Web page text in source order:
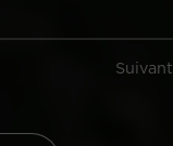
Suivant